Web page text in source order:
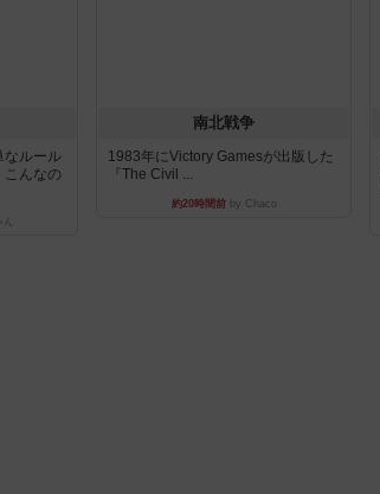
なルール
こんなの
南北戦争
1983年にVictory Gamesが出版した
『The Civil ...
約20時間前by Chaco